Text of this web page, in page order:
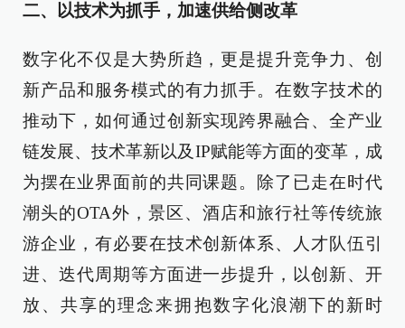
二、以技术为抓手，加速供给侧改革
数字化不仅是大势所趋，更是提升竞争力、创
新产品和服务模式的有力抓手。在数字技术的
推动下，如何通过创新实现跨界融合、全产业
链发展、技术革新以及IP赋能等方面的变革，成
为摆在业界面前的共同课题。除了已走在时代
潮头的OTA外，景区、酒店和旅行社等传统旅
游企业，有必要在技术创新体系、人才队伍引
进、迭代周期等方面进一步提升，以创新、开
放、共享的理念来拥抱数字化浪潮下的新时